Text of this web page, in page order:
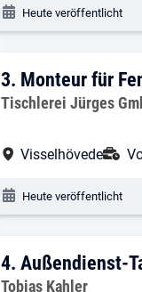
Veröffentlichungsdatum:
Heute veröffentlicht
3. Ergebnis:
3. Monteur für
Arbeitgeber:
Tischlerei Jürges
Arbeitsort:
Visselhövede
Veröffentlichungsdatum:
Heute veröffentlicht
4. Ergebnis:
4.Außendienst-
Arbeitgeber:
Tobias Kahler